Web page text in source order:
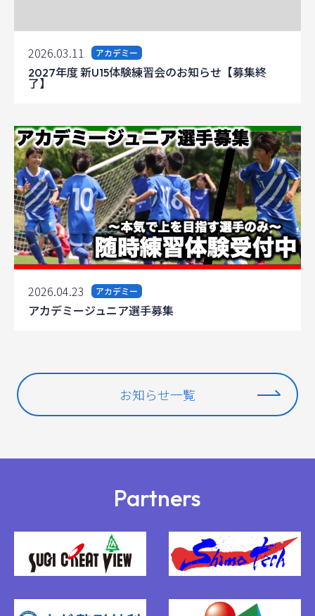
2026.03.11 アカデミー
2027年度 新U15体験練習会のお知らせ【募集終
了】
2026.04.23 アカデミー
アカデミージュニア選手募集
お知らせ一覧
Partners